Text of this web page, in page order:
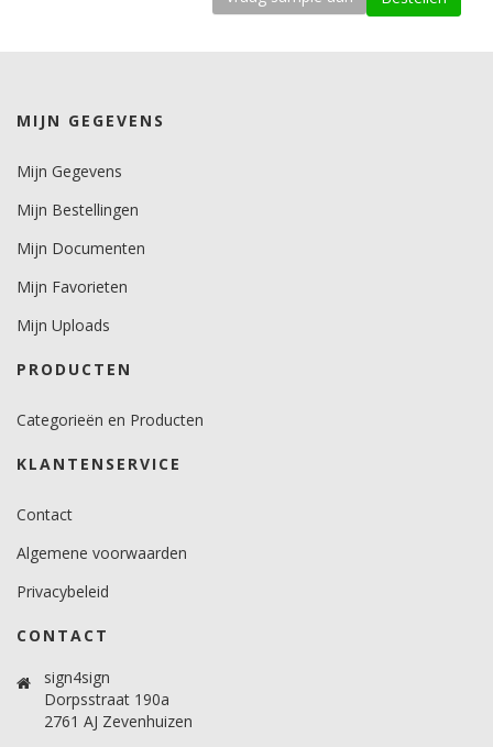
vlak, licht gebogen.
Dikte
minimaal 12 graden voor vlakke ondergronden.
minimaal 18 graden voor gebogen ondergronden.
Temperatuurbereik (°C)
10 -30 graden.
MIJN GEGEVENS
Mijn Gegevens
Mijn Bestellingen
Mijn Documenten
Mijn Favorieten
Mijn Uploads
PRODUCTEN
Categorieën en Producten
KLANTENSERVICE
Contact
Algemene voorwaarden
Privacybeleid
CONTACT
sign4sign
Dorpsstraat 190a
2761 AJ Zevenhuizen